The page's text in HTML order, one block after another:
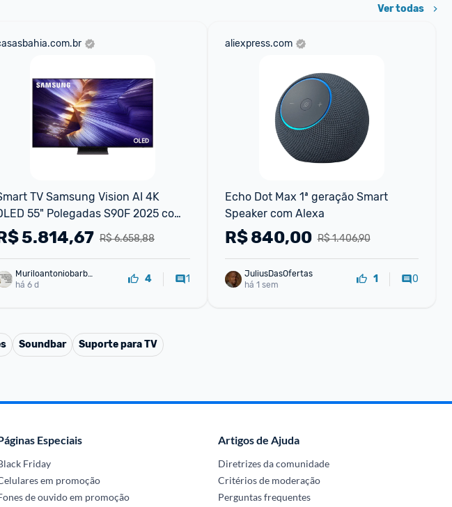
Ver todas
TV Samsung Vision AI 4K
55" Polegadas S90F 2025 com
Integrada - Bivolt
R$ 6.658,88
5.814,67
Muriloantoniobarbo
sa
há 6 d 4 1
aliexpress.com
Echo Dot Max 1ª geração Smart
Speaker com Alexa
R$ 1.406,90
R$840,00
JuliusDasOfertas
há 1 sem
1 0
Soundbar Suporte para TV
Especiais
Friday
em promoção
de ouvido em promoção
Artigos de Ajuda
Diretrizes da comunidade
Critérios de moderação
Perguntas frequentes